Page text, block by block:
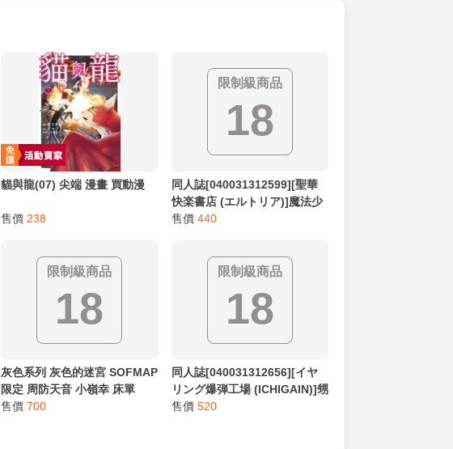
貓與龍(07) 尖端 漫畫 買動漫
售價 238
限制級商品
18
同人誌[040031312599][聖華
快楽書店 (エルトリア)]魔法少
女セイントリリィ・男根 ～フ
售價 440
限制級商品
18
灰色系列 灰色的迷宮 SOFMAP
限定 周防天音 小嶺幸 床單
售價 700
限制級商品
18
同人誌[040031312656][イヤ
リング爆弾工場 (ICHIGAIN)]甥
っ子エロすぎ、ありがとう。
售價 520